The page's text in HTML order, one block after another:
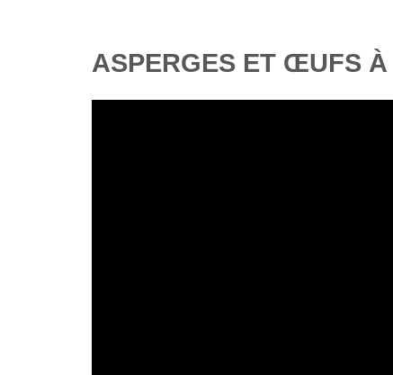
ASPERGES ET ŒUFS À